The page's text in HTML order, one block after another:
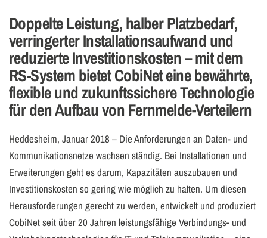
Doppelte Leistung, halber Platzbedarf,
verringerter Installationsaufwand und
reduzierte Investitionskosten – mit dem
RS-System bietet CobiNet eine bewährte,
flexible und zukunftssichere Technologie
für den Aufbau von Fernmelde-Verteilern
Heddesheim, Januar 2018 – Die Anforderungen an Daten- und
Kommunikationsnetze wachsen ständig. Bei Installationen und
Erweiterungen geht es darum, Kapazitäten auszubauen und
Investitionskosten so gering wie möglich zu halten. Um diesen
Herausforderungen gerecht zu werden, entwickelt und produziert
CobiNet seit über 20 Jahren leistungsfähige Verbindungs- und